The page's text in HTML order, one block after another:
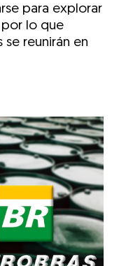
para explorar
lo que
reunirán en
Facebook
mediante Twitter
mediante LinkedIn
actual mediante